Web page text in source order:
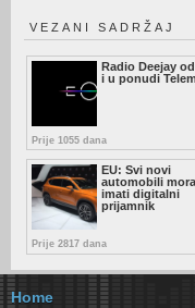
VEZANI SADRŽAJ
Radio Deejay
i u ponudi
Prije 1055 dana
EU: Svi novi
automobili
imati digitalni
prijamnik
Prije 2817 dana
Home